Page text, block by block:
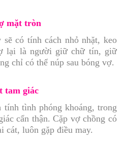
mặt tròn
có tính cách nhỏ nhặt, keo
lại là người giữ chữ tín, giữ
chỉ có thể núp sau bóng vợ.
tam giác
tình phóng khoáng, trong
cẩn thận. Cặp vợ chồng có
cát, luôn gặp điều may.